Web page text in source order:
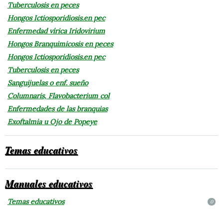
Tuberculosis en peces
Hongos Ictiosporidiosis.en pec
Enfermedad vírica Iridovirium
Hongos Branquimicosis en peces
Hongos Ictiosporidiosis.en pec
Tuberculosis en peces
Sanguijuelas o enf. sueño
Columnaris, Flavobacterium col
Enfermedades de las branquias
Exoftalmia u Ojo de Popeye
Temas educativos
Manuales educativos
Temas educativos 0